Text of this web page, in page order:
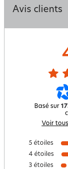
Avis clients
Basé sur
Voir
5 étoiles
4 étoiles
3 étoiles